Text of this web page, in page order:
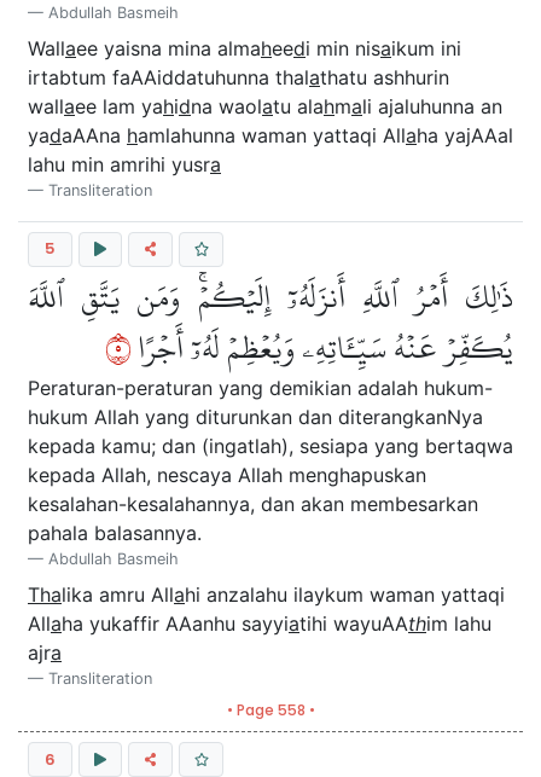
Abdullah Basmeih
Wallaee yaisna mina almaheedi min nisaikum ini
irtabtum faAAiddatuhunna thalathatu ashhurin
wallaee lam yahidna waolatu alahmali ajaluhunna an
yadaAAna hamlahunna waman yattaqi Allaha yajAAal
lahu min amrihi yusra
Transliteration
5
ذَٰلِكَ أَمۡرُ ٱللَّهِ أَنزَلَهُۥٓ إِلَيۡكُمۡۚ وَمَن يَتَّقِ ٱللَّهَ
يُكَفِّرۡ عَنۡهُ سَيِّـَٔاتِهِۦ وَيُعۡظِمۡ لَهُۥٓ أَجۡرًا٥
Peraturan-peraturan yang demikian adalah hukum-
hukum Allah yang diturunkan dan diterangkanNya
kepada kamu; dan (ingatlah), sesiapa yang bertaqwa
kepada Allah, nescaya Allah menghapuskan
kesalahan-kesalahannya, dan akan membesarkan
pahala balasannya.
Abdullah Basmeih
Thalika amru Allahi anzalahu ilaykum waman yattaqi
Allaha yukaffir AAanhu sayyiatihi wayuAAthim lahu
ajra
Transliteration
• Page 558 •
6